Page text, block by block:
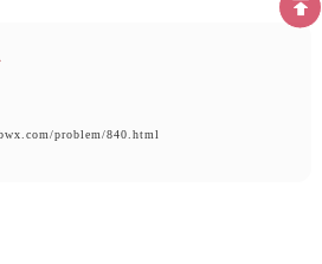
problem/840.html